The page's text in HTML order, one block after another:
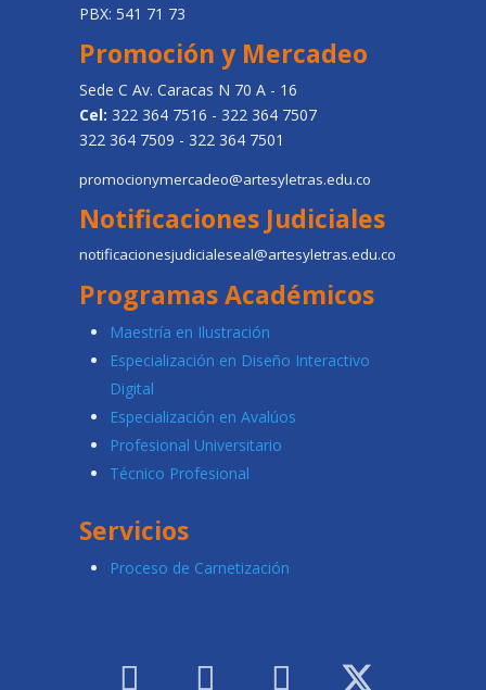
PBX: 541 71 73
Promoción y Mercadeo
Sede C Av. Caracas N 70 A - 16
Cel: 322 364 7516 - 322 364 7507
322 364 7509 - 322 364 7501
promocionymercadeo@artesyletras.edu.co
Notificaciones Judiciales
notificacionesjudicialeseal@artesyletras.edu.co
Programas Académicos
Maestría en Ilustración
Especialización en Diseño Interactivo
Digital
Especialización en Avalúos
Profesional Universitario
Técnico Profesional
Servicios
Proceso de Carnetización